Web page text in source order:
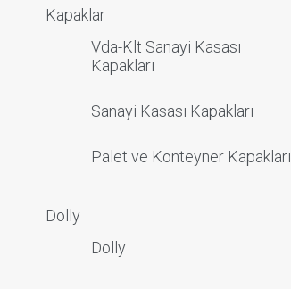
Kapaklar
Vda-Klt Sanayi Kasası
Kapakları
Sanayi Kasası Kapakları
Palet ve Konteyner Kapakları
Dolly
Dolly